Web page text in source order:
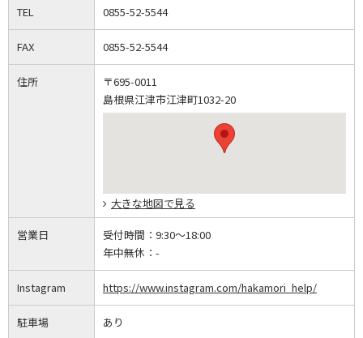
TEL 0855-52-5544
FAX 0855-52-5544
住所
〒695-0011
島根県江津市江津町1032-20
大きな地図で見る
営業日 受付時間： 9:30～18:00
年中無休： -
Instagram https://www.instagram.com/hakamori_help/
駐車場 あり